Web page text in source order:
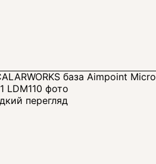
перегляд